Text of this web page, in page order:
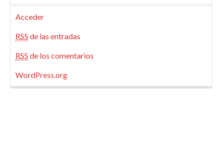
Acceder
RSS de las entradas
RSS de los comentarios
WordPress.org